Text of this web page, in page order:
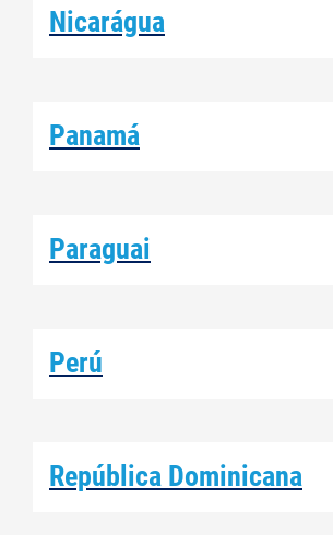
Nicarágua
Panamá
Paraguai
Perú
República Dominicana